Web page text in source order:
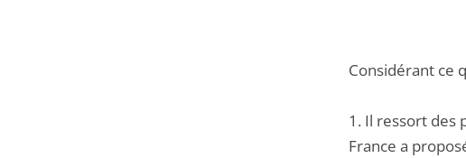
Considérant ce
1. Il ressort des
France a